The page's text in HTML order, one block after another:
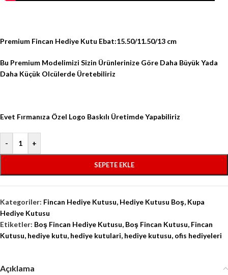
Premium Fincan Hediye Kutu Ebat:15.50/11.50/13 cm
Bu Premium Modelimizi Sizin Ürünlerinize Göre Daha Büyük Yada
Daha Küçük Olcülerde Üretebiliriz
Evet Fırmanıza Özel Logo Baskılı Üretimde Yapabiliriz
- +
SEPETE EKLE
Kategoriler: Fincan Hediye Kutusu, Hediye Kutusu Boş, Kupa
Hediye Kutusu
Etiketler: Boş Fincan Hediye Kutusu, Boş Fincan Kutusu, Fincan
Kutusu, hediye kutu, hediye kutulari, hediye kutusu, ofis hediyeleri
Açıklama